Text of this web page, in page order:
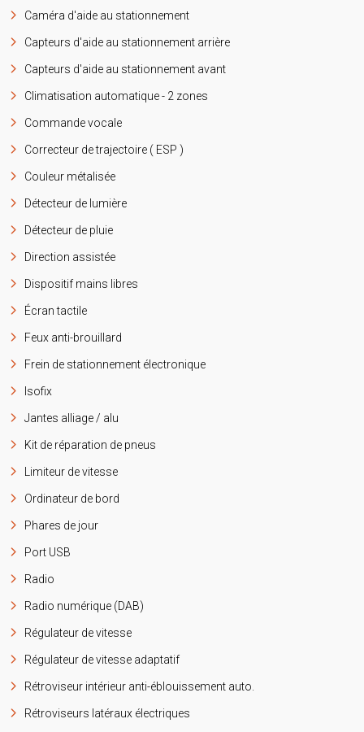
Caméra d'aide au stationnement
Capteurs d'aide au stationnement arrière
Capteurs d'aide au stationnement avant
Climatisation automatique - 2 zones
Commande vocale
Correcteur de trajectoire ( ESP )
Couleur métalisée
Détecteur de lumière
Détecteur de pluie
Direction assistée
Dispositif mains libres
Écran tactile
Feux anti-brouillard
Frein de stationnement électronique
Isofix
Jantes alliage / alu
Kit de réparation de pneus
Limiteur de vitesse
Ordinateur de bord
Phares de jour
Port USB
Radio
Radio numérique (DAB)
Régulateur de vitesse
Régulateur de vitesse adaptatif
Rétroviseur intérieur anti-éblouissement auto.
Rétroviseurs latéraux électriques